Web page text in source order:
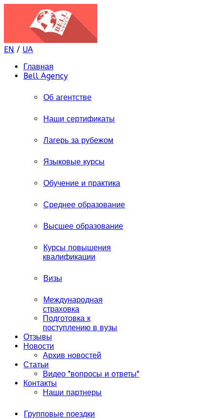
EN / UA
Главная
Bell Agency
Об агентстве
Наши сертификаты
Лагерь за рубежом
Языковые курсы
Обучение и практика
Среднее образование
Высшее образование
Курсы повышения
квалификации
Визы
Международная
страховка
Подготовка к
поступлению в вузы
Отзывы
Новости
Архив новостей
Статьи
Видео "вопросы и ответы"
Контакты
Наши партнеры
Групповые поездки